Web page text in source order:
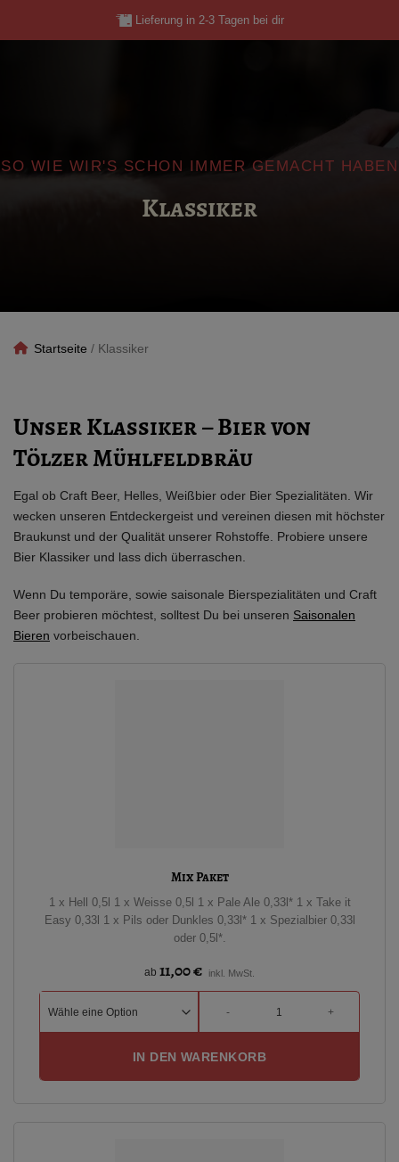
Lieferung in 2-3 Tagen bei dir
SO WIE WIR'S SCHON IMMER GEMACHT HABEN
Klassiker
Startseite / Klassiker
Unser Klassiker – Bier von
Tölzer Mühlfeldbräu
Egal ob Craft Beer, Helles, Weißbier oder Bier Spezialitäten. Wir
wecken unseren Entdeckergeist und vereinen diesen mit höchster
Braukunst und der Qualität unserer Rohstoffe. Probiere unsere
Bier Klassiker und lass dich überraschen.
Wenn Du temporäre, sowie saisonale Bierspezialitäten und Craft
Beer probieren möchtest, solltest Du bei unseren Saisonalen
Bieren vorbeischauen.
Mix Paket
1 x Hell 0,5l 1 x Weisse 0,5l 1 x Pale Ale 0,33l* 1 x Take it
Easy 0,33l 1 x Pils oder Dunkles 0,33l* 1 x Spezialbier 0,33l
oder 0,5l*.
ab 11,00€ inkl. MwSt.
IN DEN WARENKORB